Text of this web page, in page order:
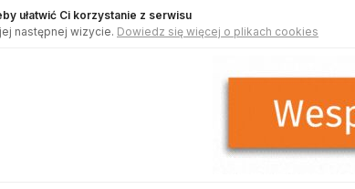
ułatwić Ci korzystanie z serwisu
następnej wizycie. Dowiedz się więcej o plikach cookies